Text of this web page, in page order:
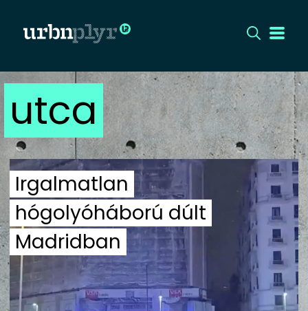
CÍMLAP
DIZÁJN
DIVAT
HIP
KULT
UTCA
utca
Irgalmatlan
hógolyóháború dúlt
Madridban